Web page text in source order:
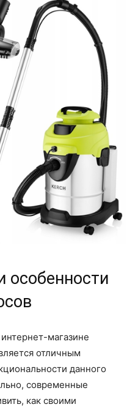
особенности
магазине
отличным
данного
современные
как своими